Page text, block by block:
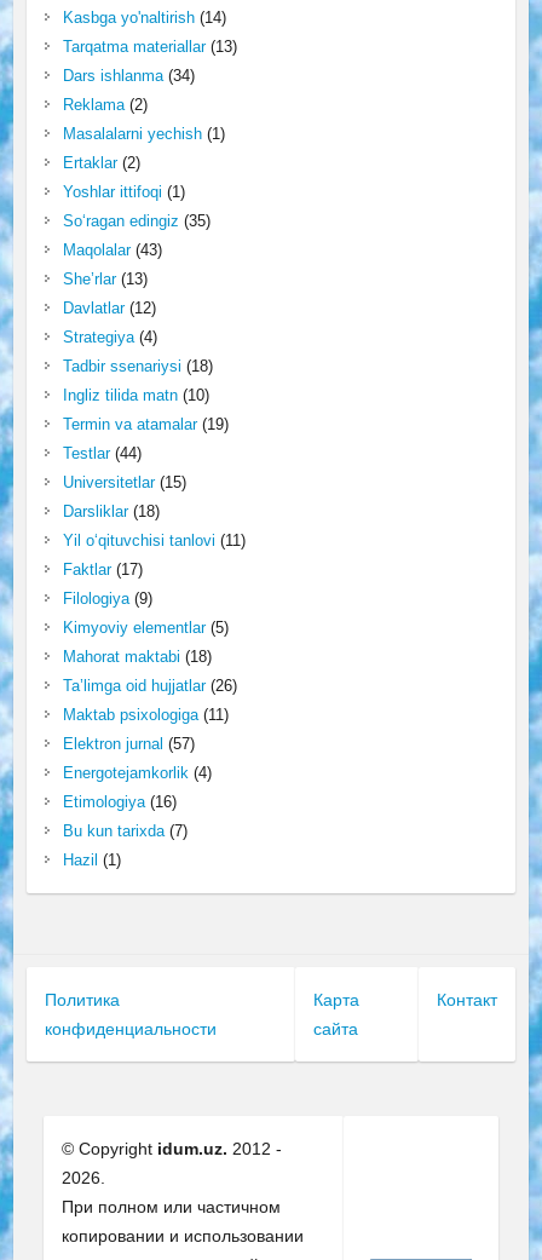
Kasbga yo'naltirish(14)
Tarqatma materiallar(13)
Dars ishlanma(34)
Reklama(2)
Masalalarni yechish(1)
Ertaklar(2)
Yoshlar ittifoqi (1)
So‘ragan edingiz (35)
Maqolalar(43)
She’rlar(13)
Davlatlar(12)
Strategiya(4)
Tadbir ssenariysi (18)
Ingliz tilida matn(10)
Termin va atamalar(19)
Testlar(44)
Universitetlar(15)
Darsliklar(18)
Yil o‘qituvchisi tanlovi (11)
Faktlar(17)
Filologiya(9)
Kimyoviy elementlar(5)
Mahorat maktabi (18)
Ta’limga oid hujjatlar(26)
Maktab psixologiga(11)
Elektron jurnal (57)
Energotejamkorlik(4)
Etimologiya(16)
Bu kun tarixda(7)
Hazil (1)
Политика
конфиденциальности
Карта
сайта
Контакт
© Copyright idum.uz. 2012 -
2026.
При полном или частичном
копировании и использовании